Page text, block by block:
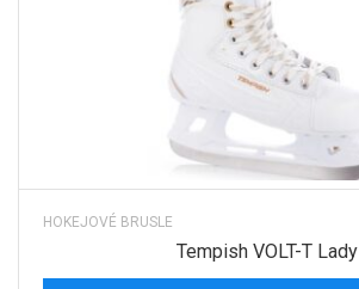
HOKEJOVÉ BRUSLE
Tempish VOLT-T Lady